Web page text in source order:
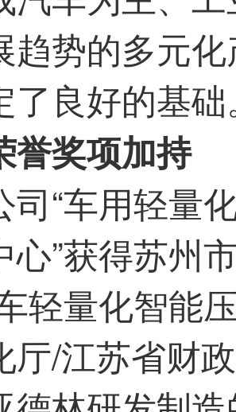
趋势的多元
了良好的基
誉奖项加持
司“车用轻量
心”获得苏州
轻量化智能
厅/江苏省财